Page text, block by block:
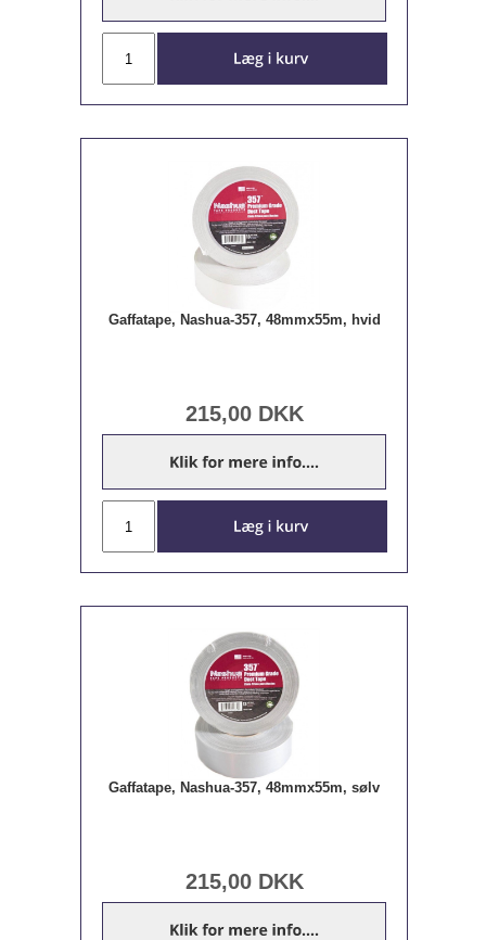
Gaffatape, Nashua-357, 48mmx55m, hvid
215,00DKK
Gaffatape, Nashua-357, 48mmx55m, sølv
215,00DKK